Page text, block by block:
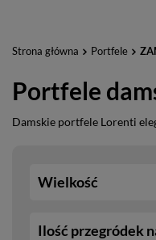
Strona główna Portfele
Portfele
Damskie portfele Lorenti
Wielkość
Ilość przegródek